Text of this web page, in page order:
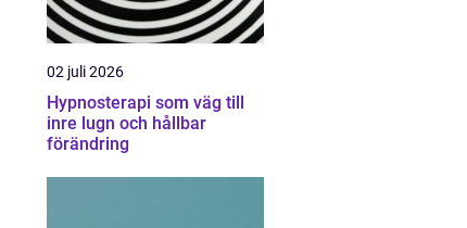
02 juli 2026
Hypnosterapi som väg till
inre lugn och hållbar
förändring